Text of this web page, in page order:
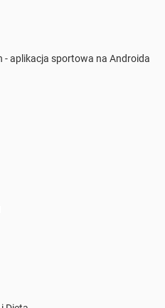
- aplikacja sportowa na Androida